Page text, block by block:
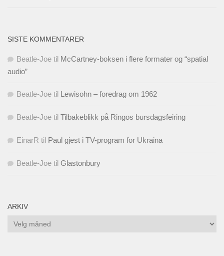
SISTE KOMMENTARER
Beatle-Joe til McCartney-boksen i flere formater og “spatial
audio”
Beatle-Joe til Lewisohn – foredrag om 1962
Beatle-Joe til Tilbakeblikk på Ringos bursdagsfeiring
EinarR til Paul gjest i TV-program for Ukraina
Beatle-Joe til Glastonbury
ARKIV
Arkiv